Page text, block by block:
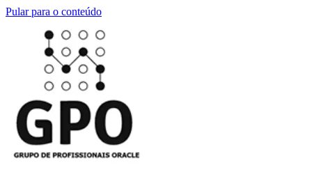
Pular para o conteúdo